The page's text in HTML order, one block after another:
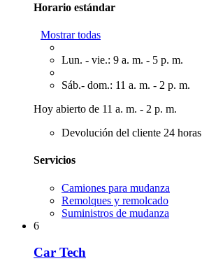
Horario estándar
Mostrar todas
Lun. - vie.: 9 a. m. - 5 p. m.
Sáb.- dom.: 11 a. m. - 2 p. m.
Hoy abierto de 11 a. m. - 2 p. m.
Devolución del cliente 24 horas
Servicios
Camiones para mudanza
Remolques y remolcado
Suministros de mudanza
6
Car Tech